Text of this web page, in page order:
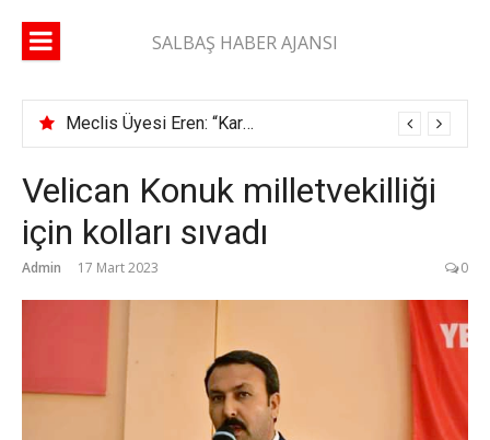
SALBAŞ HABER AJANSI
Meclis Üyesi Eren: “Karaisalı yolunda 2 ay geçti, şerit çizgisi bile çekilmedi”
Velican Konuk milletvekilliği
için kolları sıvadı
Admin 17 Mart 2023 0